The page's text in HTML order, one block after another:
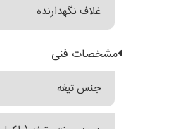
غلاف نگهدارنده
مشخصات فنی
جنس تیغه